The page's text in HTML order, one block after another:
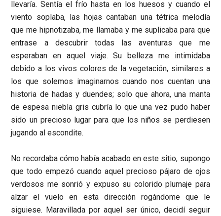
llevaría. Sentía el frío hasta en los huesos y cuando el
viento soplaba, las hojas cantaban una tétrica melodía
que me hipnotizaba, me llamaba y me suplicaba para que
entrase a descubrir todas las aventuras que me
esperaban en aquel viaje. Su belleza me intimidaba
debido a los vivos colores de la vegetación, similares a
los que solemos imaginarnos cuando nos cuentan una
historia de hadas y duendes; solo que ahora, una manta
de espesa niebla gris cubría lo que una vez pudo haber
sido un precioso lugar para que los niños se perdiesen
jugando al escondite.
No recordaba cómo había acabado en este sitio, supongo
que todo empezó cuando aquel precioso pájaro de ojos
verdosos me sonrió y expuso su colorido plumaje para
alzar el vuelo en esta dirección rogándome que le
siguiese. Maravillada por aquel ser único, decidí seguir